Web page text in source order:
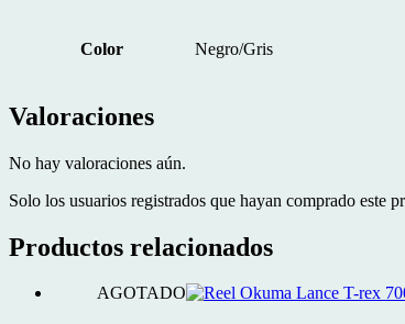
Color Negro/Gris
Valoraciones
No hay valoraciones aún.
Solo los usuarios registrados que hayan comprado este
Productos relacionados
AGOTADO